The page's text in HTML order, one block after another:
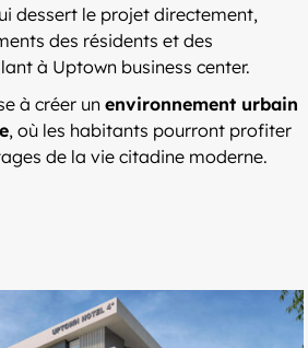
dessert le projet directement,
des résidents et des
à Uptown business center.
à créer unenvironnement urbain
, où les habitants pourront profiter
de la vie citadine moderne.